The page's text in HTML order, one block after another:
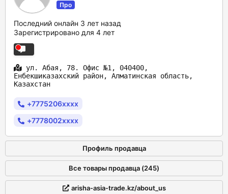
Про
Последний онлайн 3 лет назад
Зарегистрировано для 4 лет
ул. Абая, 78. Офис №1, 040400,
Енбекшиказахский район, Алматинская область,
Казахстан
+7775206xxxx
+7778002xxxx
Профиль продавца
Все товары продавца (245)
arisha-asia-trade.kz/about_us